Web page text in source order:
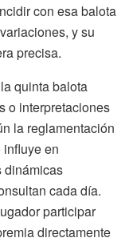
con esa balota
y su
precisa.
quinta balota
o interpretaciones
la reglamentación
en
dinámicas
cada día.
participar
directamente